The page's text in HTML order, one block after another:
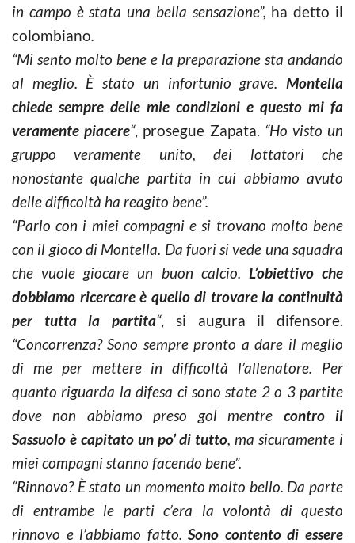
in campo è stata una bella sensazione”, ha detto il
colombiano.
“Mi sento molto bene e la preparazione sta andando
al meglio. È stato un infortunio grave. Montella
chiede sempre delle mie condizioni e questo mi fa
veramente piacere“, prosegue Zapata. “Ho visto un
gruppo veramente unito, dei lottatori che
nonostante qualche partita in cui abbiamo avuto
delle difficoltà ha reagito bene”.
“Parlo con i miei compagni e si trovano molto bene
con il gioco di Montella. Da fuori si vede una squadra
che vuole giocare un buon calcio. L’obiettivo che
dobbiamo ricercare è quello di trovare la continuità
per tutta la partita“, si augura il difensore.
“Concorrenza? Sono sempre pronto a dare il meglio
di me per mettere in difficoltà l’allenatore. Per
quanto riguarda la difesa ci sono state 2 o 3 partite
dove non abbiamo preso gol mentre contro il
Sassuolo è capitato un po’ di tutto, ma sicuramente i
miei compagni stanno facendo bene”.
“Rinnovo? È stato un momento molto bello. Da parte
di entrambe le parti c’era la volontà di questo
rinnovo e l’abbiamo fatto.Sono contento di essere